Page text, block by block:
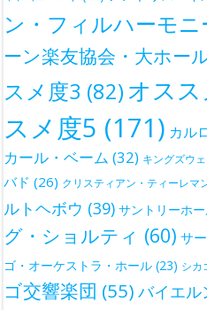
ン・フィルハーモニ
ーン楽友協会・大ホー
スメ度3 (82) オス
スメ度5 (171) カル
カール・ベーム (32) キングズウ
バド (26) クリスティアン・ティーレマ
ルトヘボウ (39) サントリーホ
グ・ショルティ (60) サ
ゴ・オーケストラ・ホール (23) シカ
ゴ交響楽団 (55) バイエル